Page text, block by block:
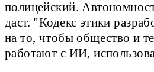
полицейский.
даст. "Кодекс этики
на то, чтобы общество и
работают с ИИ,